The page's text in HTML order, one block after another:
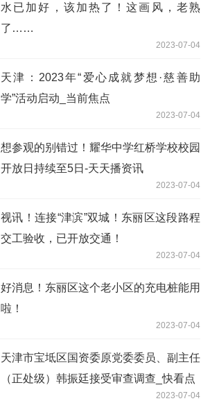
水已加好，该加热了！这画风，老熟
了……
2023-07-04
天津：2023年“爱心成就梦想·慈善助
学”活动启动_当前焦点
2023-07-04
想参观的别错过！耀华中学红桥学校校园
开放日持续至5日-天天播资讯
2023-07-04
视讯！连接“津滨”双城！东丽区这段路程
交工验收，已开放交通！
2023-07-04
好消息！东丽区这个老小区的充电桩能用
啦！
2023-07-04
天津市宝坻区国资委原党委委员、副主任
（正处级）韩振廷接受审查调查_快看点
2023-07-04